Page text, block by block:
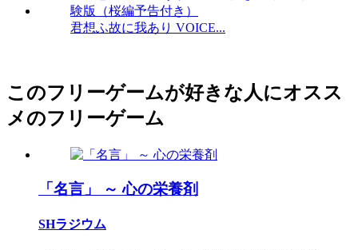
君想ふ故に我あり VOICE...
このフリーゲームが好きな人にオスス
メのフリーゲーム
「名言」 ～ 心の栄養剤
SHラジウム